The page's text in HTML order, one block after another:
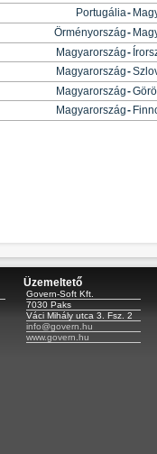
Portugália-
Örményország-
Magyarország-
Magyarország-
Magyarország-
Magyarország-
Üzemeltető
Govern-Soft Kft.
7030 Paks
Váci Mihály utca 3. Fsz. 2
info@govern.hu
www.govern.hu